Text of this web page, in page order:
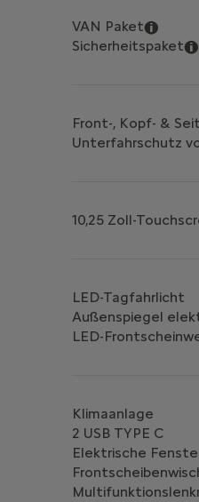
VAN Paket
Sicherheitspaket
Front-, Kopf- &
Unterfahrschutz
10,25 Zoll-
LED-Tagfahrlicht
Außenspiegel
LED-
Klimaanlage
2 USB TYPE C
Elektrische